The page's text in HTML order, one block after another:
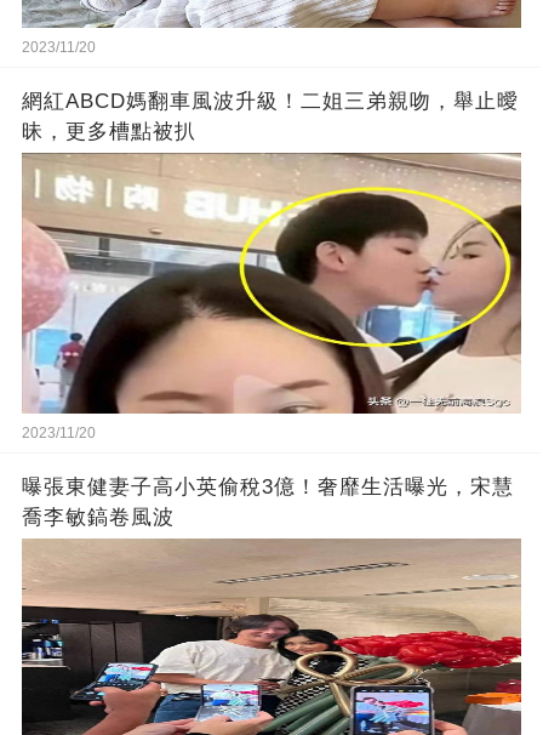
2023/11/20
網紅ABCD媽翻車風波升級！二姐三弟親吻，舉止曖
昧，更多槽點被扒
2023/11/20
曝張東健妻子高小英偷稅3億！奢靡生活曝光，宋慧
喬李敏鎬卷風波